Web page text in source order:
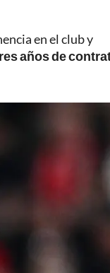
en el club y
años de